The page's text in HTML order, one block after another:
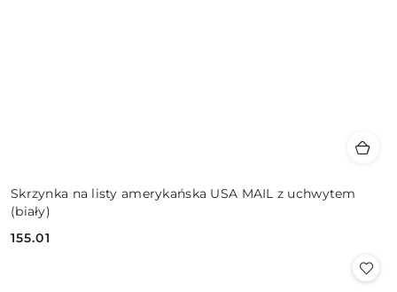
Skrzynka na listy amerykańska USA MAIL z uchwytem
(biały)
Cena:
155.01